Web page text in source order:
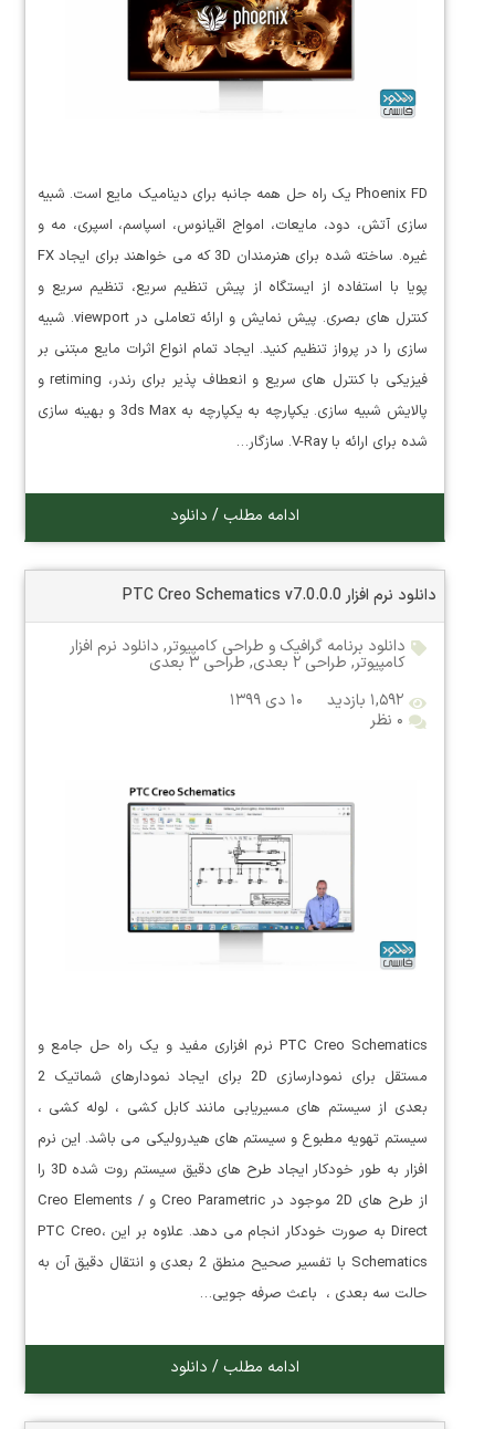
Phoenix FD یک راه حل همه جانبه برای دینامیک مایع است. شبیه
سازی آتش، دود، مایعات، امواج اقیانوس، اسپاسم، اسپری، مه و
غیره. ساخته شده برای هنرمندان 3D که می خواهند برای ایجاد FX
پویا با استفاده از ایستگاه از پیش تنظیم سریع، تنظیم سریع و
کنترل های بصری. پیش نمایش و ارائه تعاملی در viewport. شبیه
سازی را در پرواز تنظیم کنید. ایجاد تمام انواع اثرات مایع مبتنی بر
فیزیکی با کنترل های سریع و انعطاف پذیر برای رندر، retiming و
پالایش شبیه سازی. یکپارچه به یکپارچه به 3ds Max و بهینه سازی
شده برای ارائه با V-Ray. سازگار…
ادامه مطلب / دانلود
دانلود نرم افزار PTC Creo Schematics v7.0.0.0
دانلود برنامه گرافیک و طراحی کامپیوتر, دانلود نرم افزار
کامپیوتر, طراحی ۲ بعدی , طراحی ۳ بعدی
۱,۵۹۲ بازدید
۱۰ دی ۱۳۹۹
۰ نظر
PTC Creo Schematics نرم افزاری مفید و یک راه حل جامع و
مستقل برای نمودارسازی 2D برای ایجاد نمودارهای شماتیک 2
بعدی از سیستم های مسیریابی مانند کابل کشی ، لوله کشی ،
سیستم تهویه مطبوع و سیستم های هیدرولیکی می باشد. این نرم
افزار به طور خودکار ایجاد طرح های دقیق سیستم روت شده 3D را
از طرح های 2D موجود در Creo Parametric و Creo Elements /
Direct به صورت خودکار انجام می دهد. علاوه بر این ،PTC Creo
Schematics با تفسیر صحیح منطق 2 بعدی و انتقال دقیق آن به
حالت سه بعدی ، باعث صرفه جویی…
ادامه مطلب / دانلود